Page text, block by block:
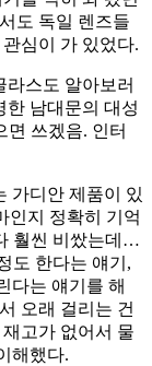
도 독일 렌즈들
심이 가 있었다.
라스도 알아보러
한 남대문의 대성
면 쓰겠음. 인터
가디안 제품이 있
인지 정확히 기억
훨씬 비쌌는데…
도 한다는 얘기,
다는 얘기를 해
오래 걸리는 건
고가 없어서 물
해했다.